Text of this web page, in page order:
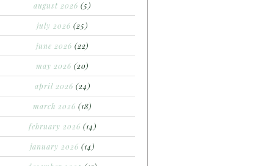
august 2026 (5)
july 2026 (25)
june 2026 (22)
may 2026 (20)
april 2026 (24)
march 2026 (18)
february 2026 (14)
january 2026 (14)